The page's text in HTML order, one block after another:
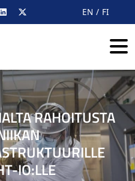
EN FI
RAHOITUSTA
IO:LLE